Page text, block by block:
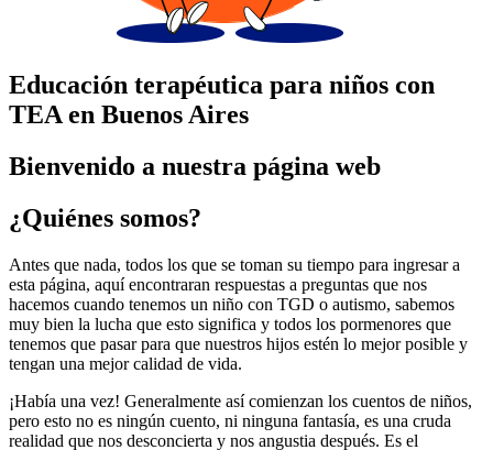
Educación terapéutica para niños con
TEA en Buenos Aires
Bienvenido a nuestra página web
¿Quiénes somos?
Antes que nada, todos los que se toman su tiempo para ingresar a
esta página, aquí encontraran respuestas a preguntas que nos
hacemos cuando tenemos un niño con TGD o autismo, sabemos
muy bien la lucha que esto significa y todos los pormenores que
tenemos que pasar para que nuestros hijos estén lo mejor posible y
tengan una mejor calidad de vida.
¡Había una vez! Generalmente así comienzan los cuentos de niños,
pero esto no es ningún cuento, ni ninguna fantasía, es una cruda
realidad que nos desconcierta y nos angustia después. Es el